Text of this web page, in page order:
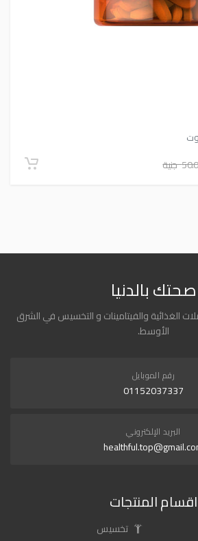
جنية
صحتك بالدنيا
الغذائية والفيتامينات و التخسيس في الشرق
الأوسط.
رقم الموبايل
01152037337
البريد الإلكتروني
اقسام المنتجات
تخسيس